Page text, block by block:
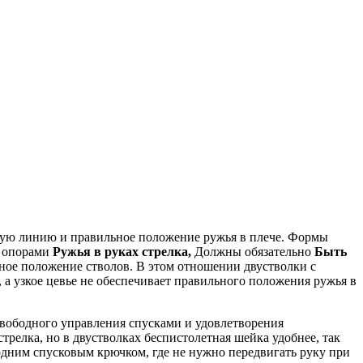
линию и правильное положение ружья в плече. Формы
Ружья в руках стрелка, Должны обязательно Быть
положение стволов. В этом отношении двустволки с
цевье не обеспечивает правильного положения ружья в
управления спусками и удовлетворения
но в двустволках беспистолетная шейка удобнее, так
спусковым крючком, где не нужно передвигать руку при